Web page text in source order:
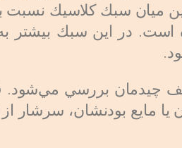
ميان سبك كلاسيك نسبت
است. در اين سبك بيشتر
بررسي مي‌شود.
مايع بودنشان،‌ سرشار از